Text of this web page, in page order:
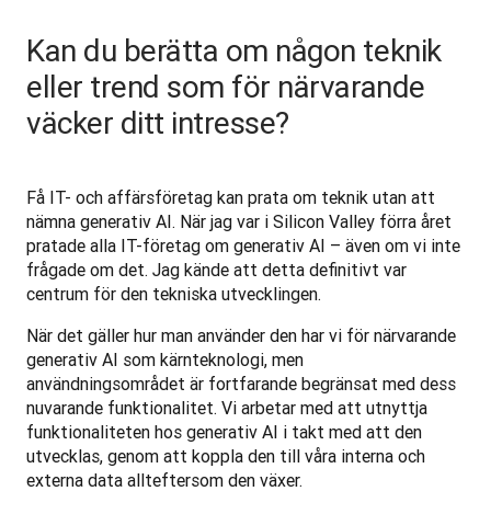
Kan du berätta om någon teknik
eller trend som för närvarande
väcker ditt intresse?
Få IT- och affärsföretag kan prata om teknik utan att
nämna generativ AI. När jag var i Silicon Valley förra året
pratade alla IT-företag om generativ AI – även om vi inte
frågade om det. Jag kände att detta definitivt var
centrum för den tekniska utvecklingen.
När det gäller hur man använder den har vi för närvarande
generativ AI som kärnteknologi, men
användningsområdet är fortfarande begränsat med dess
nuvarande funktionalitet. Vi arbetar med att utnyttja
funktionaliteten hos generativ AI i takt med att den
utvecklas, genom att koppla den till våra interna och
externa data allteftersom den växer.